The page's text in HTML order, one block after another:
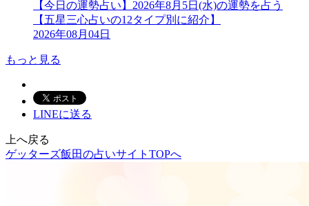
【今日の運勢占い】2026年8月5日(水)の運勢を占う
【五星三心占いの12タイプ別に紹介】
2026年08月04日
もっと見る
LINEに送る
上へ戻る
ゲッターズ飯田の占いサイトTOPへ